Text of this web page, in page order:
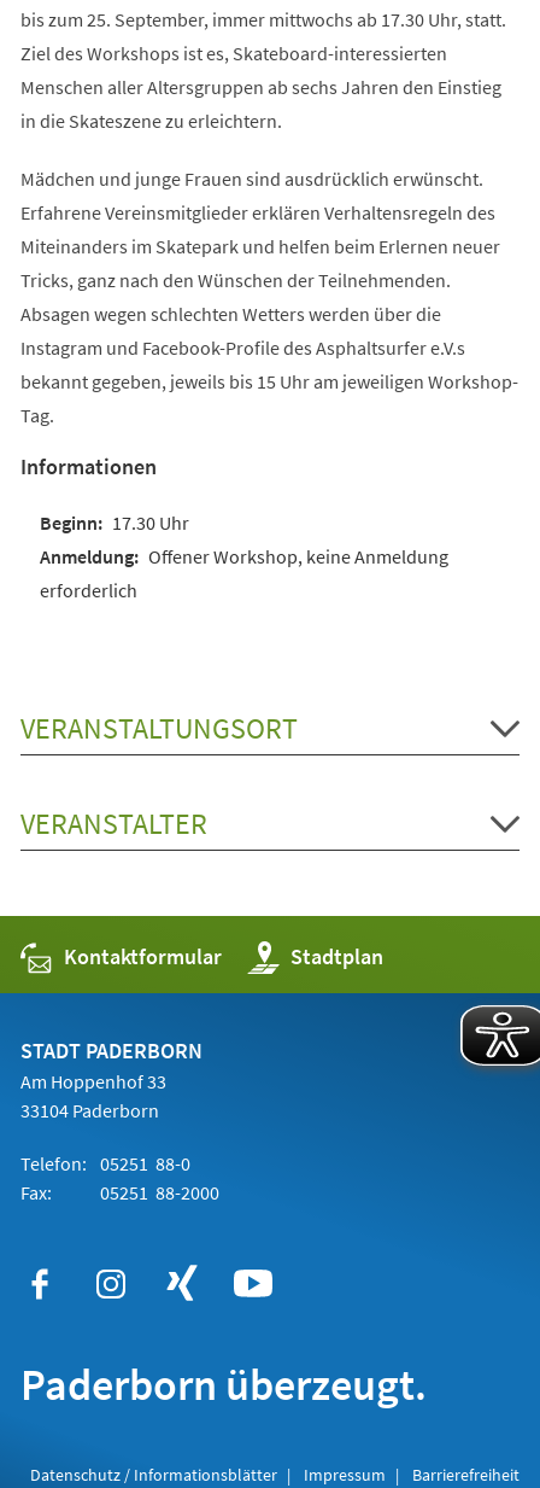
bis zum 25. September, immer mittwochs ab 17.30 Uhr, statt.
Ziel des Workshops ist es, Skateboard-interessierten
Menschen aller Altersgruppen ab sechs Jahren den Einstieg
in die Skateszene zu erleichtern.
Mädchen und junge Frauen sind ausdrücklich erwünscht.
Erfahrene Vereinsmitglieder erklären Verhaltensregeln des
Miteinanders im Skatepark und helfen beim Erlernen neuer
Tricks, ganz nach den Wünschen der Teilnehmenden.
Absagen wegen schlechten Wetters werden über die
Instagram und Facebook-Profile des Asphaltsurfer e.V.s
bekannt gegeben, jeweils bis 15 Uhr am jeweiligen Workshop-
Tag.
Informationen
17.30 Uhr
Offener Workshop, keine Anmeldung
erforderlich
VERANSTALTUNGSORT
VERANSTALTER
Kontaktformular Stadtplan
(Öffnet
in
einem
STADT PADERBORN
Am Hoppenhof 33
33104 Paderborn
Telefon: 05251 88-0
Fax:
05251 88-2000
Paderborn überzeugt.
Datenschutz / Informationsblätter Impressum
Barrierefreiheit